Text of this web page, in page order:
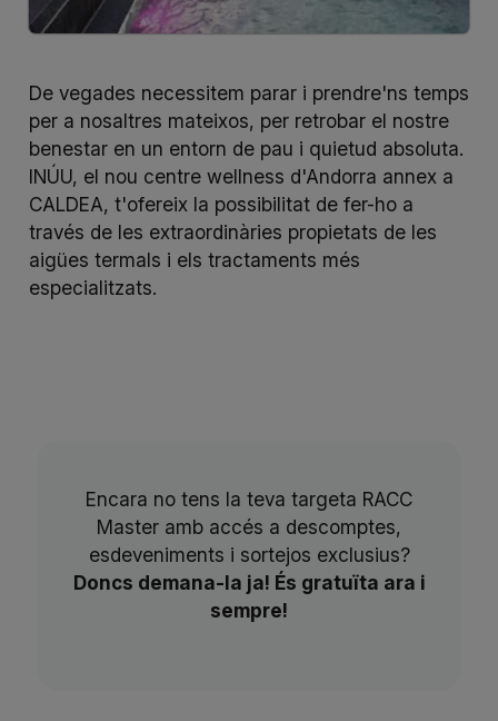
De vegades necessitem parar i prendre'ns temps
per a nosaltres mateixos, per retrobar el nostre
benestar en un entorn de pau i quietud absoluta.
INÚU, el nou centre wellness d'Andorra annex a
CALDEA, t'ofereix la possibilitat de fer-ho a
través de les extraordinàries propietats de les
aigües termals i els tractaments més
especialitzats.
Encara no tens la teva targeta RACC
Master amb accés a descomptes,
esdeveniments i sortejos exclusius?
Doncs demana-la ja! És gratuïta ara i
sempre!